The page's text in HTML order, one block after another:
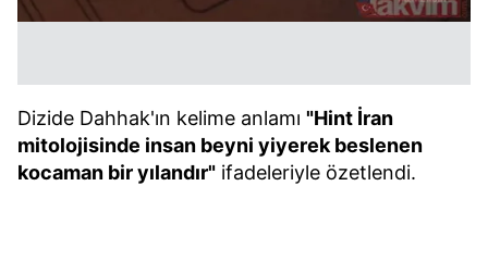
Dizide Dahhak'ın kelime anlamı "Hint İran
mitolojisinde insan beyni yiyerek beslenen
kocaman bir yılandır" ifadeleriyle özetlendi.